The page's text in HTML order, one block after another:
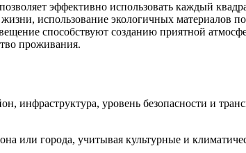
эффективно использовать каждый
использование экологичных материалов
способствуют созданию приятной
проживания.
инфраструктура, уровень безопасности и
или города, учитывая культурные и